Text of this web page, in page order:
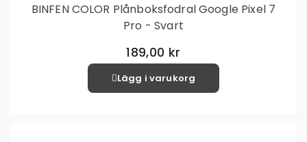
BINFEN COLOR Plånboksfodral Google Pixel 7
Pro - Svart
189,00 kr
Lägg i varukorg